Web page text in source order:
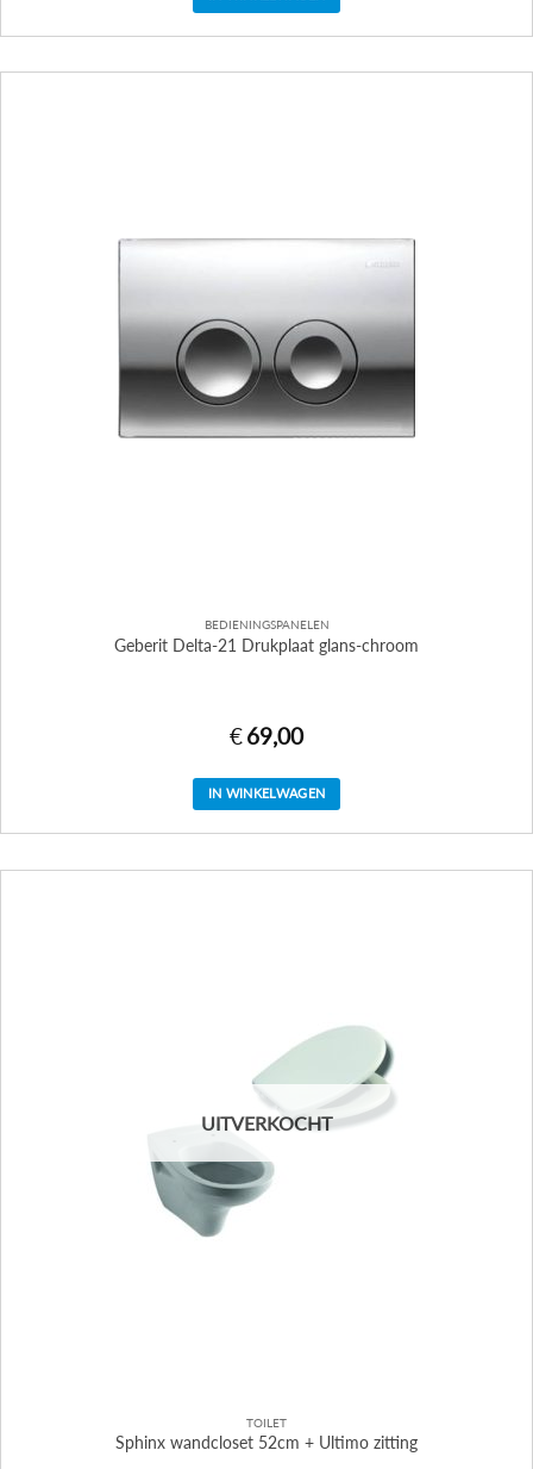
BEDIENINGSPANELEN
Geberit Delta-21 Drukplaat glans-chroom
€69,00
IN WINKELWAGEN
UITVERKOCHT
TOILET
Sphinx wandcloset 52cm + Ultimo zitting